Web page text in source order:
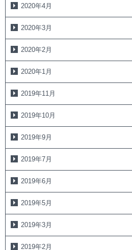
2020年4月
2020年3月
2020年2月
2020年1月
2019年11月
2019年10月
2019年9月
2019年7月
2019年6月
2019年5月
2019年3月
2019年2月